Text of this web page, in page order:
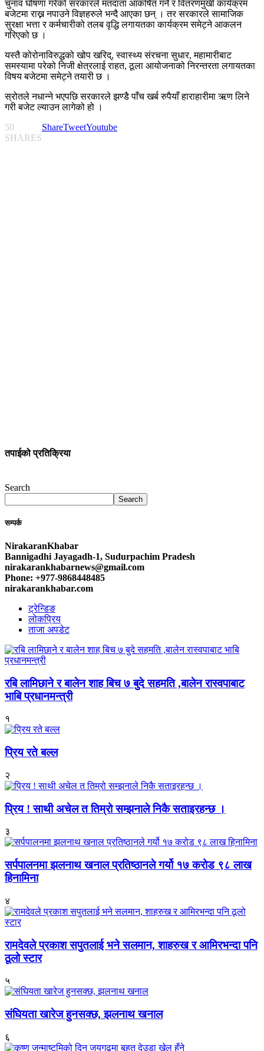
चुनाव घोषणा गरेको सरकारले मतदाता आकर्षित गर्ने र वितरणमुखी कार्यक्रम
बजेटमा राख्न नपाउने विज्ञहरुले भन्दै आएका छन् । तर सरकारले सामाजिक
सुरक्षा भत्ता र कर्मचारीको तलब वृद्धि लगायतका कार्यक्रम समेट्ने आकलन
गरिएको छ ।
यस्तै कोरोनाविरुद्धको खोप खरिद्, स्वास्थ्य संरचना सुधार, महामारीबाट
समस्यामा परेको निजी क्षेत्रलाई राहत, ठूला आयोजनाको निरन्तरता लगायतका
विषय बजेटमा समेट्ने तयारी छ ।
स्रोतले नधान्ने भएपछि सरकारले झण्डै पाँच खर्ब रुपैयाँ हाराहारीमा ऋण लिने
गरी बजेट ल्याउन लागेको हो ।
50
SHARES
ShareTweetYoutube
तपाईको प्रतिक्रिया
Search
Search
सम्पर्क
NirakaranKhabar
Bannigadhi Jayagadh-1, Sudurpachim Pradesh
nirakarankhabarnews@gmail.com
Phone: +977-9868448485
nirakarankhabar.com
ट्रेन्डिङ
लोकप्रिय
ताजा अपडेट
रबि लामिछाने र बालेन शाह बिच ७ बुदे सहमति ,बालेन रास्वपाबाट
भाबि प्रधानमन्त्री
१
प्रिय रते बल्ल
२
प्रिय ! साथी अचेल त तिम्रो सम्झनाले निकै सताइरहन्छ ।
३
सर्पपालनमा झलनाथ खनाल प्रतिष्ठानले गर्यो १७ करोड ९८ लाख
हिनामिना
४
रामदेवले प्रकाश सपुतलाई भने सलमान, शाहरुख र आमिरभन्दा पनि
ठूलो स्टार
५
संघियता खारेज हुनसक्छ, झलनाथ खनाल
६